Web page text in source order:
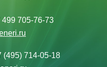
499 705-76-73
(495) 714-05-18